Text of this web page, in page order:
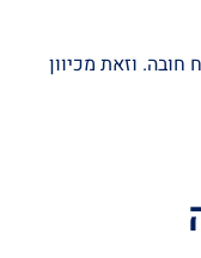
וזאת מכיוון